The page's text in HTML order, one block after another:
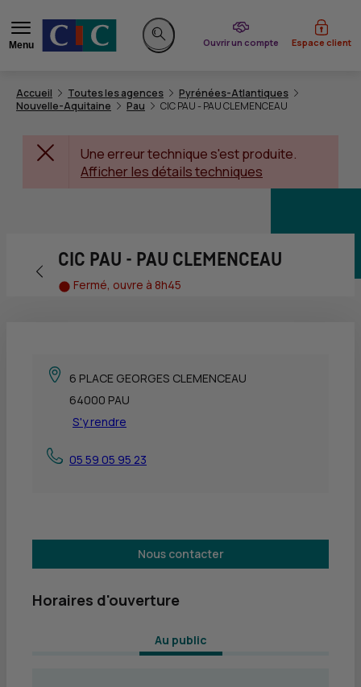
Menu
Rechercher sur le site
Ouvrir un compte
du CIC Espace client
Accueil Toutes les agences
Pyrénées-Atlantiques
Nouvelle-Aquitaine
Pau CIC PAU - PAU CLEMENCEAU
Une erreur technique s'est produite.
Afficher les détails techniques
Retour vers la page précédente
CIC PAU - PAU CLEMENCEAU
Fermé, ouvre à 8h45
6 PLACE GEORGES CLEMENCEAU
64000 PAU
S'y rendre
05 59 05 95 23
Nous contacter
Horaires d'ouverture
Au public